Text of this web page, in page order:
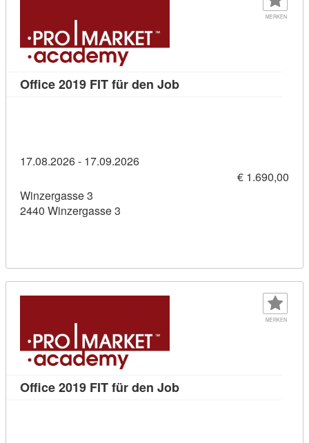
MERKEN
Office 2019 FIT für den JobKursdetail: Office 2019
17.08.2026 - 17.09.2026
€ 1.690,00
Winzergasse 3
2440 Winzergasse 3
MERKEN
Office 2019 FIT für den JobKursdetail: Office 2019